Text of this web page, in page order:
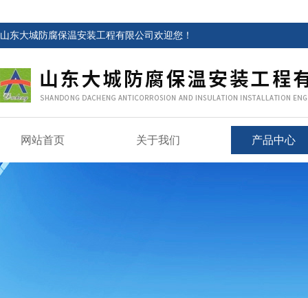
山东大城防腐保温安装工程有限公司欢迎您！
网站首页 关于我们 产品中心